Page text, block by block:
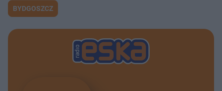
BYDGOSZCZ